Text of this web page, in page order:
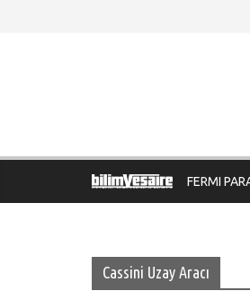
FERMI
Cassini Uzay Aracı